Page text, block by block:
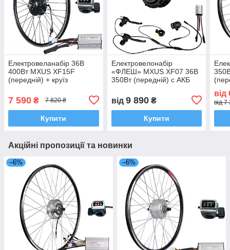
Електровеланабір 36В
400Вт MXUS XF15F
(передній) + круїз
7 590 ₴ 7 820 ₴
Купити
Електровелонабір
«ФЛЕШ» MXUS XF07 36В
350Вт (передній) с АКБ
від 9 890₴
Купити
від
від
Акційні пропозиції та новинки
–6% –6%